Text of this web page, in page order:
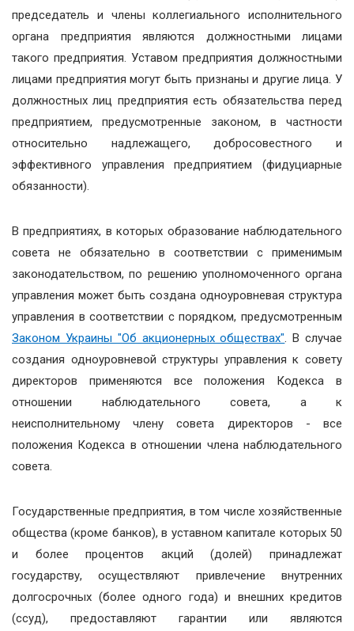
председатель и члены коллегиального исполнительного
органа предприятия являются должностными лицами
такого предприятия. Уставом предприятия должностными
лицами предприятия могут быть признаны и другие лица. У
должностных лиц предприятия есть обязательства перед
предприятием, предусмотренные законом, в частности
относительно надлежащего, добросовестного и
эффективного управления предприятием (фидуциарные
обязанности).
В предприятиях, в которых образование наблюдательного
совета не обязательно в соответствии с применимым
законодательством, по решению уполномоченного органа
управления может быть создана одноуровневая структура
управления в соответствии с порядком, предусмотренным
Законом Украины "Об акционерных обществах". В случае
создания одноуровневой структуры управления к совету
директоров применяются все положения Кодекса в
отношении наблюдательного совета, а к
неисполнительному члену совета директоров - все
положения Кодекса в отношении члена наблюдательного
совета.
Государственные предприятия, в том числе хозяйственные
общества (кроме банков), в уставном капитале которых 50
и более процентов акций (долей) принадлежат
государству, осуществляют привлечение внутренних
долгосрочных (более одного года) и внешних кредитов
(ссуд), предоставляют гарантии или являются